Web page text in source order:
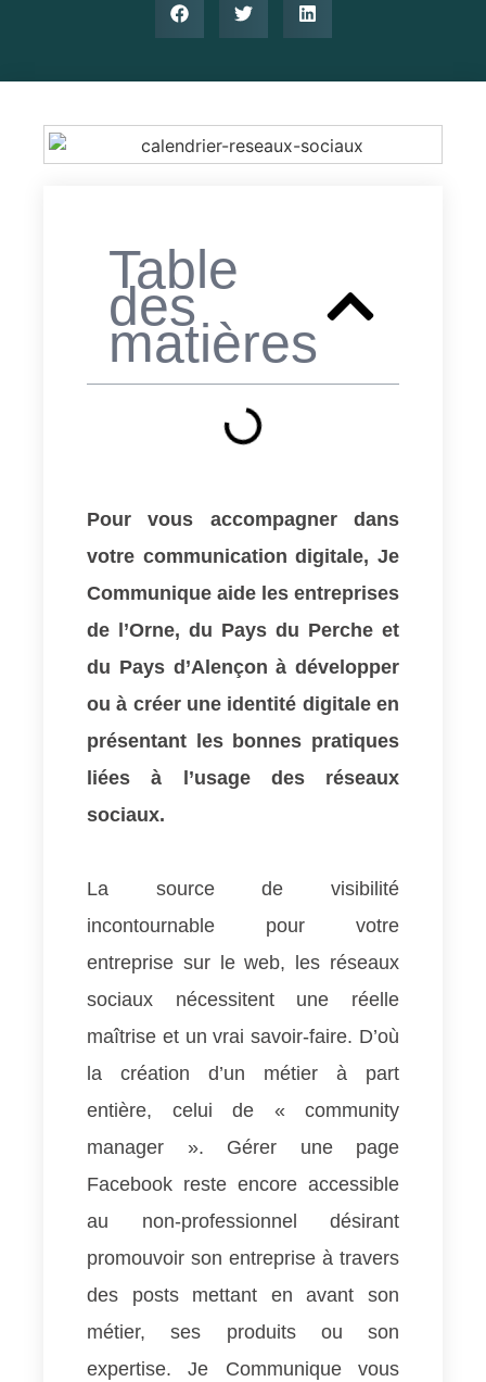
Table
des
matières
Pour vous accompagner dans
votre communication digitale, Je
Communique aide les entreprises
de l’Orne, du Pays du Perche et
du Pays d’Alençon à développer
ou à créer une identité digitale en
présentant les bonnes pratiques
liées à l’usage des réseaux
sociaux.
La source de visibilité
incontournable pour votre
entreprise sur le web, les réseaux
sociaux nécessitent une réelle
maîtrise et un vrai savoir-faire. D’où
la création d’un métier à part
entière, celui de « community
manager ». Gérer une page
Facebook reste encore accessible
au non-professionnel désirant
promouvoir son entreprise à travers
des posts mettant en avant son
métier, ses produits ou son
expertise. Je Communique vous